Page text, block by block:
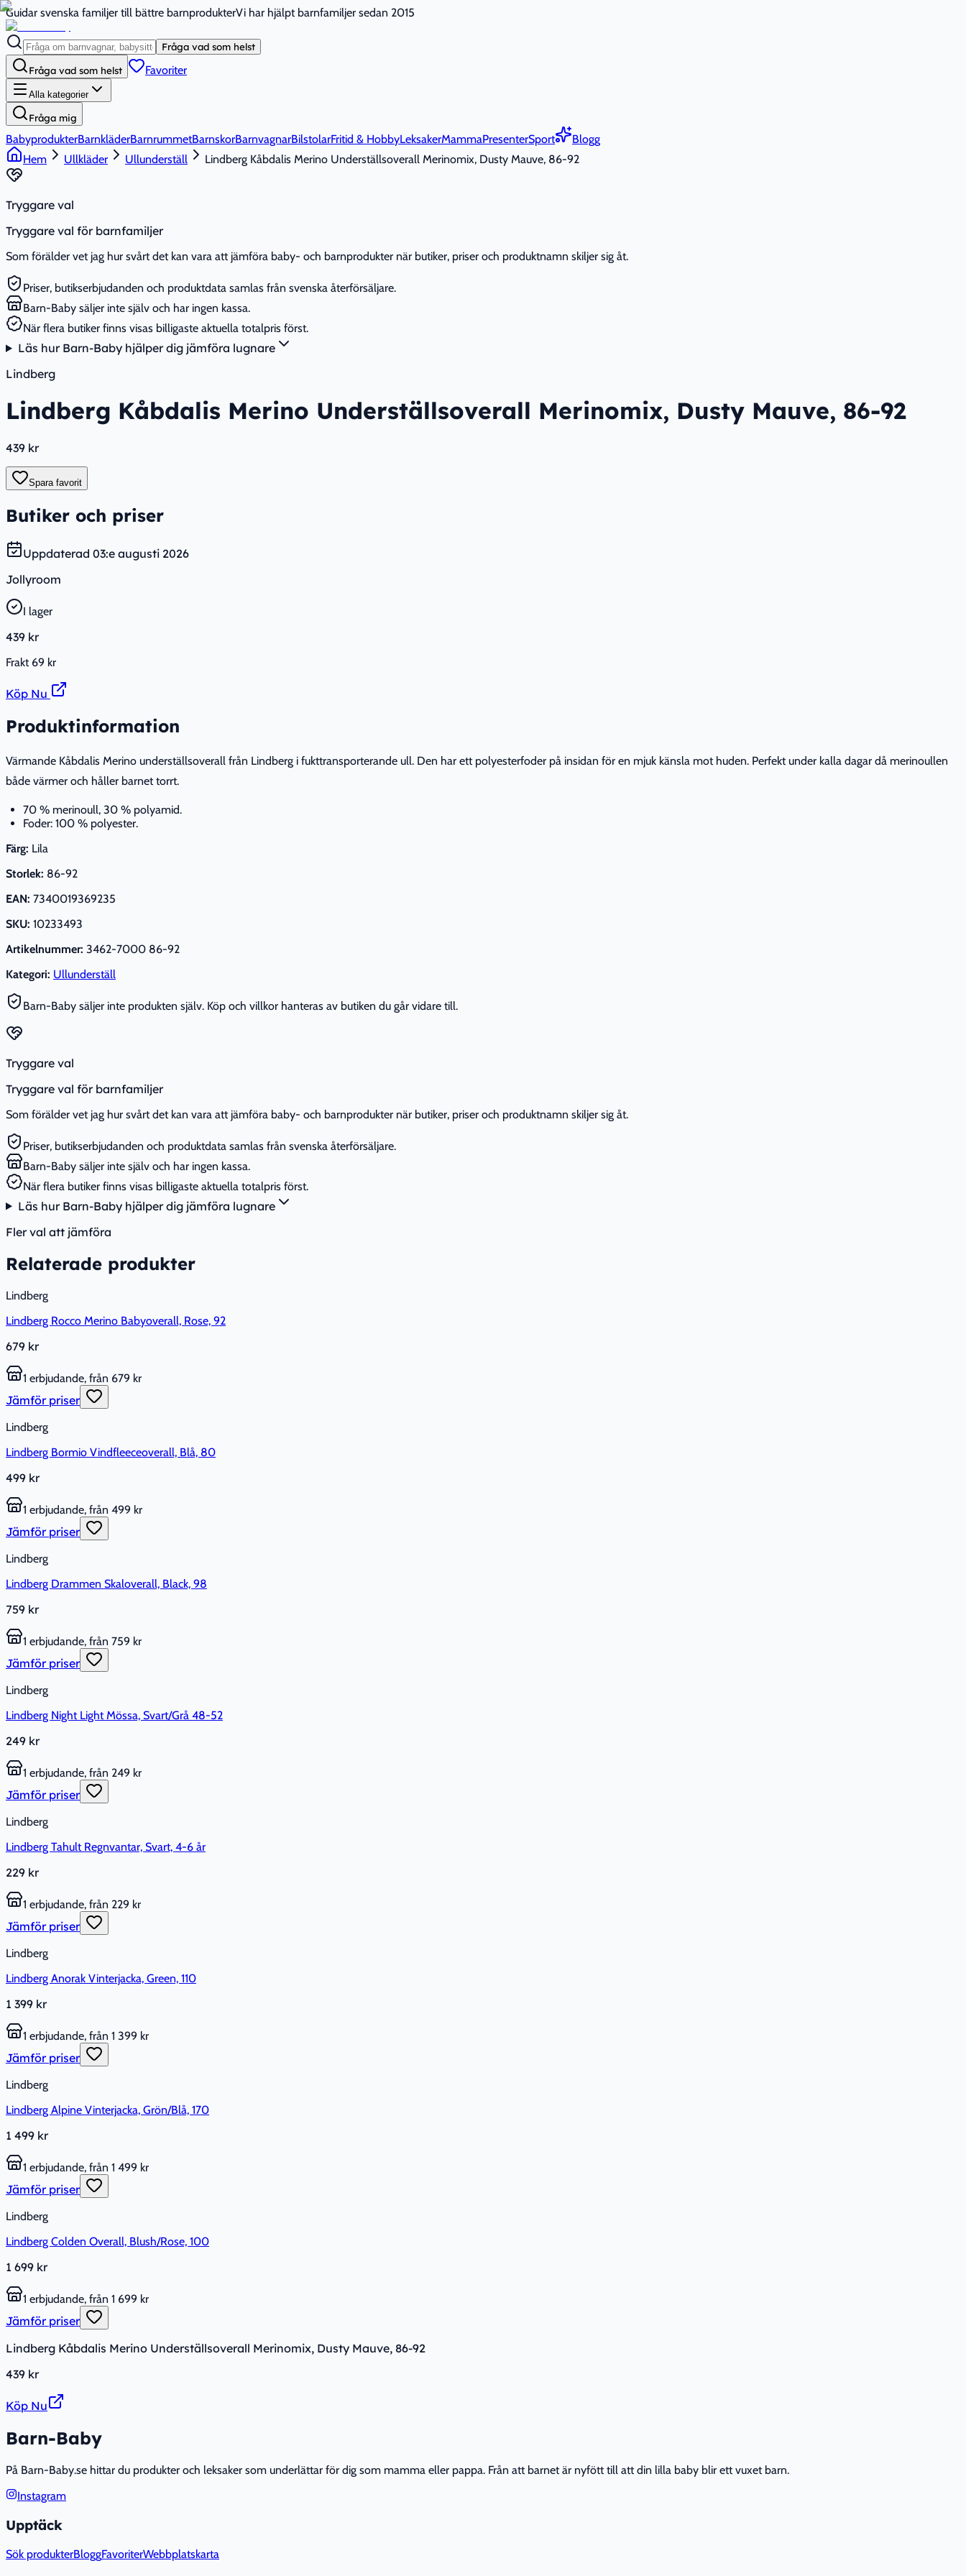
Guidar svenska familjer till bättre barnprodukterVi har hjälpt barnfamiljer sedan 2015
Fråga vad som helst
Fråga vad som helst Favoriter
Alla kategorier
Fråga mig
BabyprodukterBarnkläderBarnrummetBarnskorBarnvagnarBilstolarFritid & HobbyLeksakerMammaPresenterSport
Blogg
Hem
Ullkläder Ullunderställ Lindberg Kåbdalis Merino Underställsoverall Merinomix, Dusty Mauve, 86-92
Tryggare val
Tryggare val för barnfamiljer
Som förälder vet jag hur svårt det kan vara att jämföra baby- och barnprodukter när butiker, priser och produktnamn skiljer sig åt.
Priser, butikserbjudanden och produktdata samlas från svenska återförsäljare.
Barn-Baby säljer inte själv och har ingen kassa.
När flera butiker finns visas billigaste aktuella totalpris först.
Läs hur Barn-Baby hjälper dig jämföra lugnare
Lindberg
Lindberg Kåbdalis Merino Underställsoverall Merinomix, Dusty Mauve, 86-92
439 kr
Spara favorit
Butiker och priser
Uppdaterad 03:e augusti 2026
Jollyroom
I lager
439 kr
Frakt 69 kr
Köp Nu
Produktinformation
Värmande Kåbdalis Merino underställsoverall från Lindberg i fukttransporterande ull. Den har ett polyesterfoder på insidan för en mjuk känsla mot huden. Perfekt under kalla dagar då merinoullen
både värmer och håller barnet torrt.
70 % merinoull, 30 % polyamid.
Foder: 100 % polyester.
Färg: Lila
Storlek: 86-92
EAN: 7340019369235
SKU: 10233493
Artikelnummer: 3462-7000 86-92
Kategori: Ullunderställ
Barn-Baby säljer inte produkten själv. Köp och villkor hanteras av butiken du går vidare till.
Tryggare val
Tryggare val för barnfamiljer
Som förälder vet jag hur svårt det kan vara att jämföra baby- och barnprodukter när butiker, priser och produktnamn skiljer sig åt.
Priser, butikserbjudanden och produktdata samlas från svenska återförsäljare.
Barn-Baby säljer inte själv och har ingen kassa.
När flera butiker finns visas billigaste aktuella totalpris först.
Läs hur Barn-Baby hjälper dig jämföra lugnare
Fler val att jämföra
Relaterade produkter
Lindberg
Lindberg Rocco Merino Babyoverall, Rose, 92
679 kr
1 erbjudande, från 679 kr
Jämför priser
Lindberg
Lindberg Bormio Vindfleeceoverall, Blå, 80
499 kr
1 erbjudande, från 499 kr
Jämför priser
Lindberg
Lindberg Drammen Skaloverall, Black, 98
759 kr
1 erbjudande, från 759 kr
Jämför priser
Lindberg
Lindberg Night Light Mössa, Svart/Grå 48-52
249 kr
1 erbjudande, från 249 kr
Jämför priser
Lindberg
Lindberg Tahult Regnvantar, Svart, 4-6 år
229 kr
1 erbjudande, från 229 kr
Jämför priser
Lindberg
Lindberg Anorak Vinterjacka, Green, 110
1 399 kr
1 erbjudande, från 1 399 kr
Jämför priser
Lindberg
Lindberg Alpine Vinterjacka, Grön/Blå, 170
1 499 kr
1 erbjudande, från 1 499 kr
Jämför priser
Lindberg
Lindberg Colden Overall, Blush/Rose, 100
1 699 kr
1 erbjudande, från 1 699 kr
Jämför priser
Lindberg Kåbdalis Merino Underställsoverall Merinomix, Dusty Mauve, 86-92
439 kr
Köp Nu
Barn-Baby
På Barn-Baby.se hittar du produkter och leksaker som underlättar för dig som mamma eller pappa. Från att barnet är nyfött till att din lilla baby blir ett vuxet barn.
Instagram
Upptäck
Sök produkterBloggFavoriterWebbplatskarta